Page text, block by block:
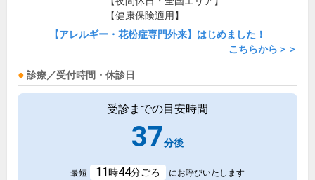
【健康保険適用】
【アレルギー・花粉症専門外来】はじめました！
こちらから＞＞
診療／受付時間・休診日
受診までの目安時間
37分後
最短 11時44分ごろ にお呼びいたします